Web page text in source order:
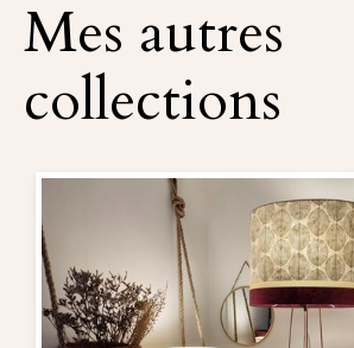
Mes autres
collections